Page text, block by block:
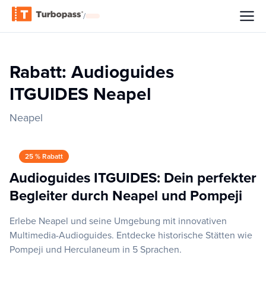
/
Rabatt: Audioguides
ITGUIDES Neapel
Neapel
25 % Rabatt
Audioguides ITGUIDES: Dein perfekter
Begleiter durch Neapel und Pompeji
Erlebe Neapel und seine Umgebung mit innovativen
Multimedia-Audioguides. Entdecke historische Stätten wie
Pompeji und Herculaneum in 5 Sprachen.